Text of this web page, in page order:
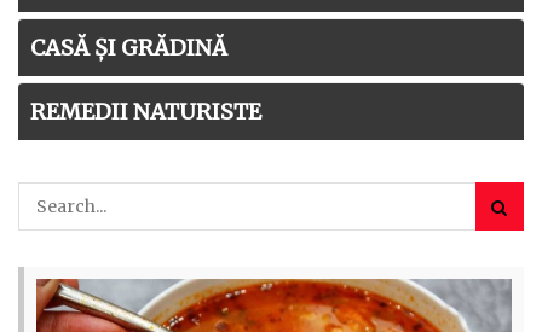
CASĂ ȘI GRĂDINĂ
REMEDII NATURISTE